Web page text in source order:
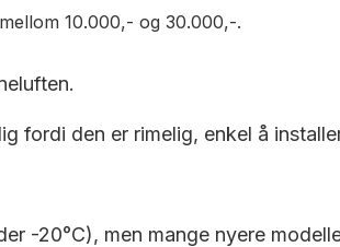
10.000,- og 30.000,-.
fordi den er rimelig, enkel å
-20°C), men mange nyere